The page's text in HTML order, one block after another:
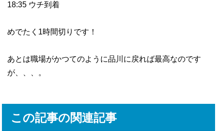
18:35 ウチ到着
めでたく1時間切りです！
あとは職場がかつてのように品川に戻れば最高なのです
が、、、。
この記事の関連記事